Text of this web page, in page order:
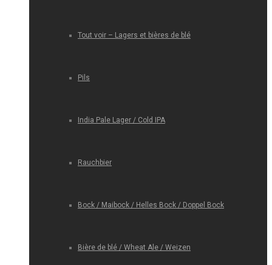
Tout voir – Lagers et bières de blé
Pils
India Pale Lager / Cold IPA
Rauchbier
Bock / Maibock / Helles Bock / Doppel Bock
Bière de blé / Wheat Ale / Weizen